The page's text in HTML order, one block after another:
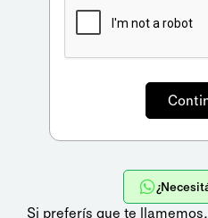
Si preferís que te llamemos,